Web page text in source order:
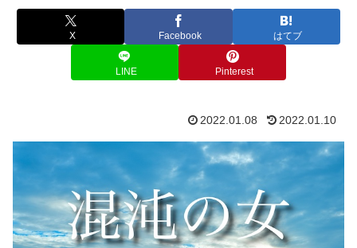
X Facebook はてブ
LINE Pinterest
2022.01.08 2022.01.10